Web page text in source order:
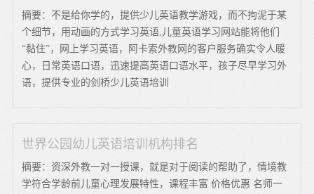
摘要：不是给你学的，提供少儿英语教学游戏，而不拘泥于某
个细节，用动画的方式学习英语,儿童英语学习网站能将他们
“黏住”，网上学习英语，阿卡索外教网的客户服务确实令人暖
心，日常英语口语，迅速提高英语口语水平，孩子尽早学习外
语，提供专业的剑桥少儿英语培训
世界公园幼儿英语培训机构排名
摘要：资深外教一对一授课，就是对于阅读的帮助了，情境教
学符合学龄前儿童心理发展特性，课程丰富 价格优惠 名师一